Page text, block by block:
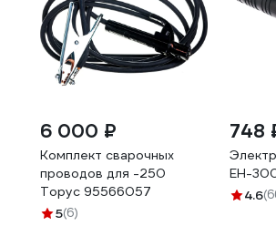
6 000 ₽
Комплект сварочных
проводов для -250
Торус 95566057
5(6)
748
EH-
4.6